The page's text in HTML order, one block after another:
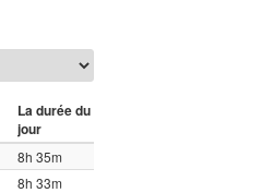
La durée du
jour
8h 35m
8h 33m